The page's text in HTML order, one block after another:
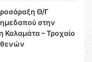
Θ/Γ
στην
– Τροχαίο